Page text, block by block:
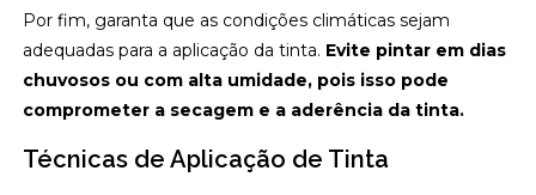
Por fim, garanta que as condições climáticas sejam
adequadas para a aplicação da tinta. Evite pintar em dias
chuvosos ou com alta umidade, pois isso pode
comprometer a secagem e a aderência da tinta.
Técnicas de Aplicação de Tinta